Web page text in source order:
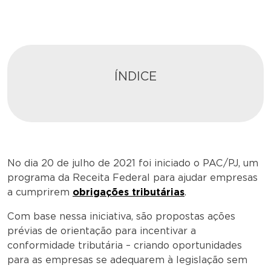
ÍNDICE
No dia 20 de julho de 2021 foi iniciado o PAC/PJ, um
programa da Receita Federal para ajudar empresas
a cumprirem obrigações tributárias.
Com base nessa iniciativa, são propostas ações
prévias de orientação para incentivar a
conformidade tributária – criando oportunidades
para as empresas se adequarem à legislação sem